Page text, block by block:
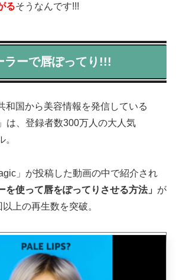
るそうなんです!!!
ラーで唇ぽってり!!!
和国から美容情報を発信している
は、登録者数300万人の大人気
」が投稿した動画の中で紹介され
を使って唇をぽってりさせる方法」 が
上の再生数を突破。